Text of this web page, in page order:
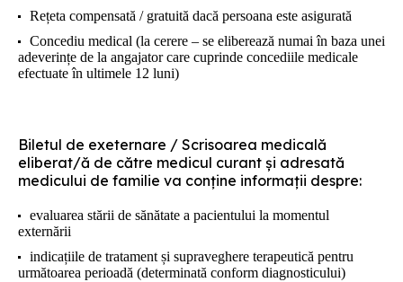
Rețeta compensată / gratuită dacă persoana este asigurată
Concediu medical (la cerere – se eliberează numai în baza unei
adeverințe de la angajator care cuprinde concediile medicale
efectuate în ultimele 12 luni)
Biletul de exeternare / Scrisoarea medicală
eliberat/ă de către medicul curant și adresată
medicului de familie va conține informații despre:
evaluarea stării de sănătate a pacientului la momentul
externării
indicațiile de tratament și supraveghere terapeutică pentru
următoarea perioadă (determinată conform diagnosticului)